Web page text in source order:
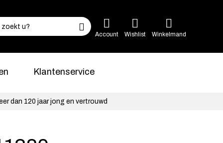
Account Wishlist Winkelmand
Klantenservice
dan 120 jaar jong en vertrouwd